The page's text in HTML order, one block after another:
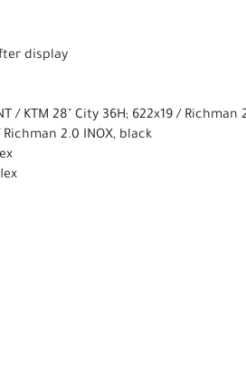
display
/ KTM 28" City 36H; 622x19 /
Richman 2.0 INOX, black